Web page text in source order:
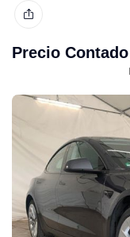
Precio Contado